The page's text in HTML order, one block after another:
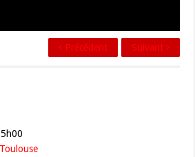
Suivant
Précédent